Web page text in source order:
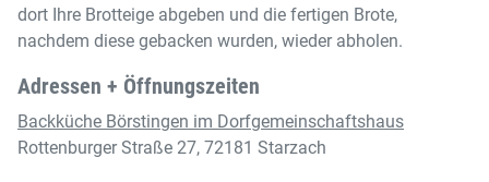
dort Ihre Brotteige abgeben und die fertigen Brote,
nachdem diese gebacken wurden, wieder abholen.
Adressen + Öffnungszeiten
Backküche Börstingen im Dorfgemeinschaftshaus
Rottenburger Straße 27, 72181 Starzach